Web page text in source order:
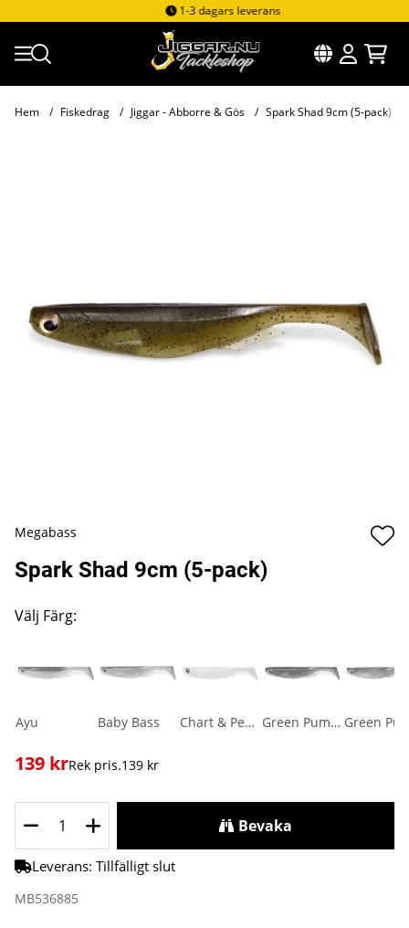
1-3 dagars leverans
Hem Fiskedrag Jiggar - Abborre & Gös Spark Shad 9cm (5-pack)
Megabass
Spark Shad 9cm (5-pack)
139 krRek pris.139 kr
Välj Färg:
Ayu Baby Bass Chart & Pearl Green Pumpkin
Bevaka
Leverans: Tillfälligt slut
MB536885